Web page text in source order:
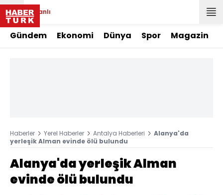
Canlı
Gündem Ekonomi Dünya Spor Magazin
Haberler Yerel Haberler Antalya Haberleri
Alanya'da
yerleşik Alman evinde ölü bulundu
Alanya'da yerleşik Alman
evinde ölü bulundu